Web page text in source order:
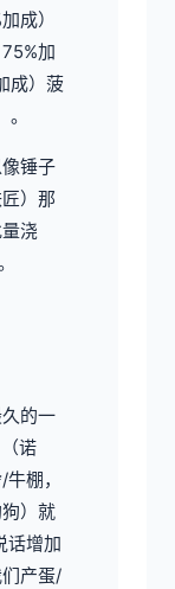
成）
加
成）菠
锤子
）那
浇
的一
诺
棚，
）就
话增加
产蛋/